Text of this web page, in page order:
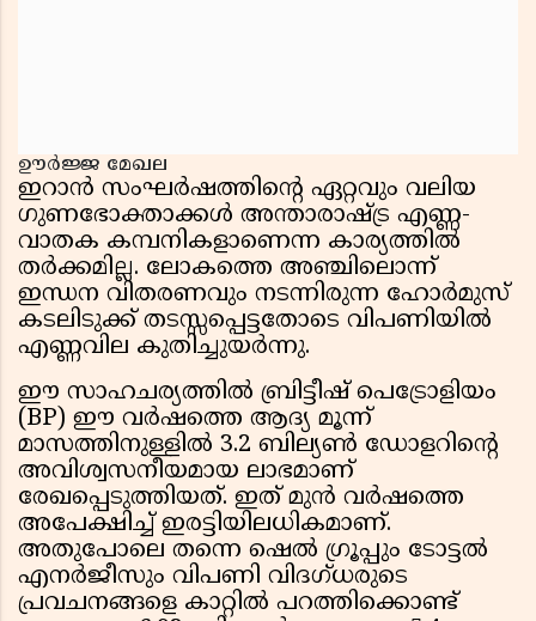
ഊർജ്ജ മേഖല
ഇറാൻ സംഘർഷത്തിന്റെ ഏറ്റവും വലിയ
ഗുണഭോക്താക്കൾ അന്താരാഷ്ട്ര എണ്ണ-
വാതക കമ്പനികളാണെന്ന കാര്യത്തിൽ
തർക്കമില്ല. ലോകത്തെ അഞ്ചിലൊന്ന്
ഇന്ധന വിതരണവും നടന്നിരുന്ന ഹോർമുസ്
കടലിടുക്ക് തടസ്സപ്പെട്ടതോടെ വിപണിയിൽ
എണ്ണവില കുതിച്ചുയർന്നു.
ഈ സാഹചര്യത്തിൽ ബ്രിട്ടീഷ് പെട്രോളിയം
(BP) ഈ വർഷത്തെ ആദ്യ മൂന്ന്
മാസത്തിനുള്ളിൽ 3.2 ബില്യൺ ഡോളറിന്റെ
അവിശ്വസനീയമായ ലാഭമാണ്
രേഖപ്പെടുത്തിയത്. ഇത് മുൻ വർഷത്തെ
അപേക്ഷിച്ച് ഇരട്ടിയിലധികമാണ്.
അതുപോലെ തന്നെ ഷെൽ ഗ്രൂപ്പും ടോട്ടൽ
എനർജീസും വിപണി വിദഗ്ധരുടെ
പ്രവചനങ്ങളെ കാറ്റിൽ പറത്തിക്കൊണ്ട്